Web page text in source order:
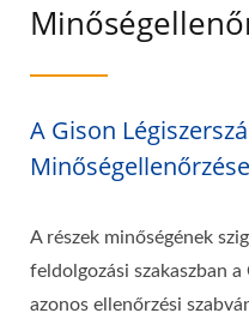
A Gison
Minőségellenőrzése
A részek minőségének
feldolgozási szakaszban
azonos ellenőrzési